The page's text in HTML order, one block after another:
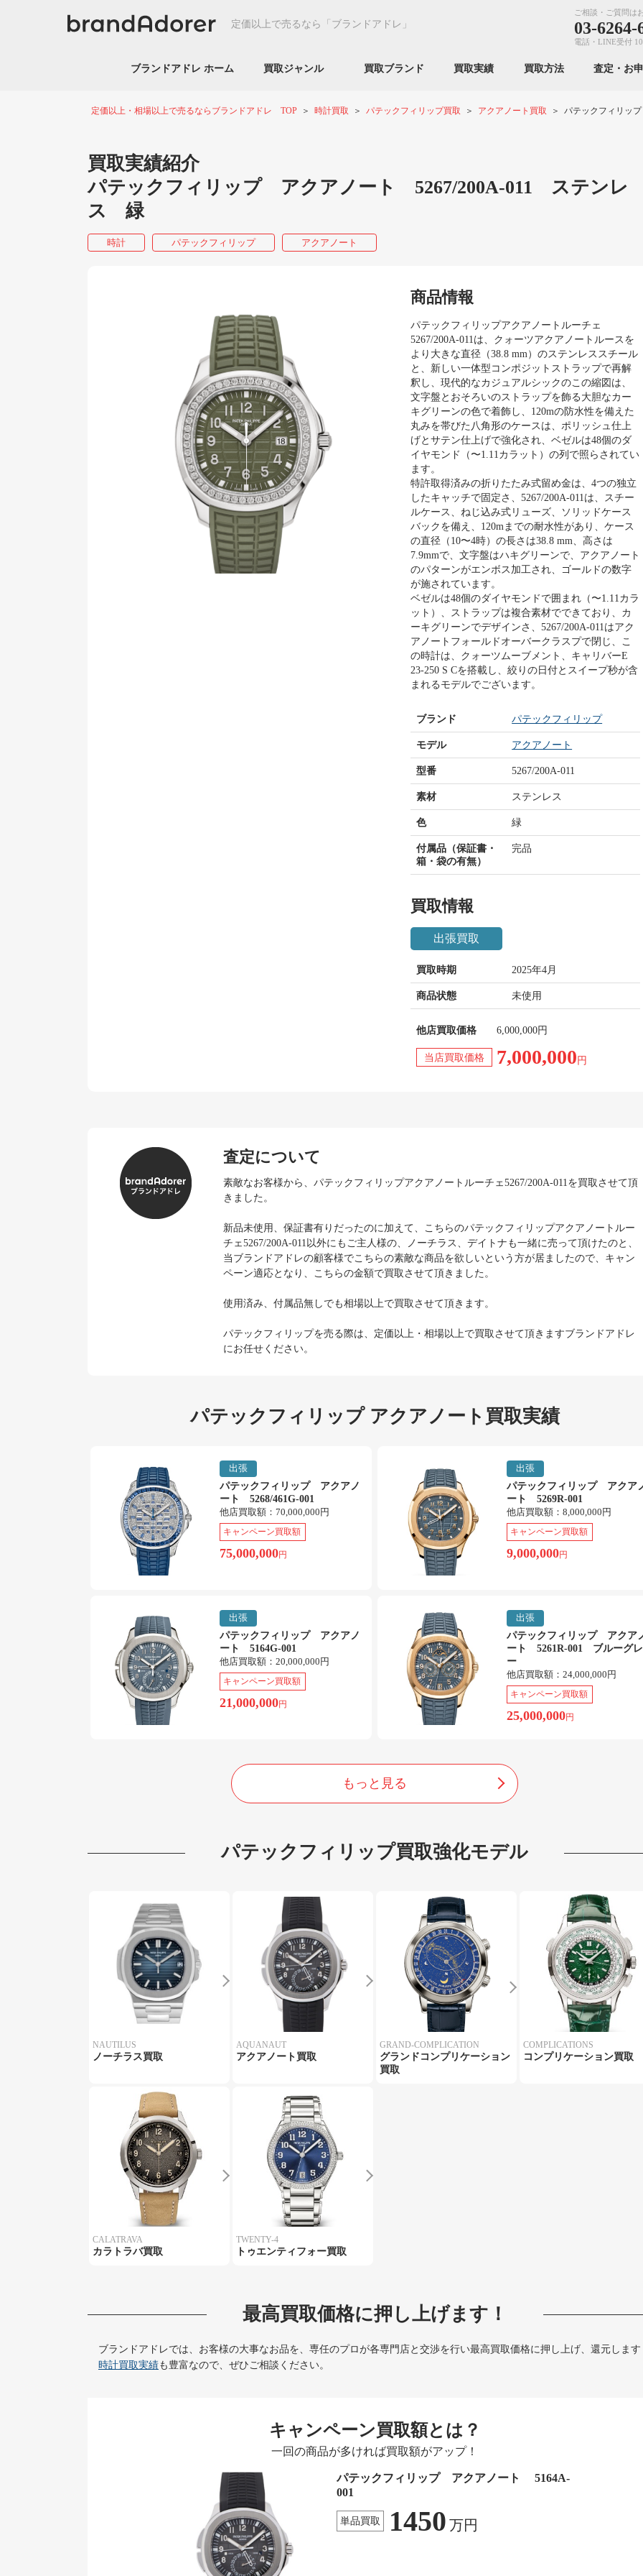
定価以上で売るなら 「ブランドアドレ」
ご相談・ご質問は
03-6264-
電話・LINE受付
ブランドアドレ ホーム 買取ジャンル 買取ブランド 買取実績 買取方法 査定・お
定価以上・相場以上で売るならブランドアドレ TOP 時計買取 パテックフィリップ買取 アクアノート買取 パテックフィリッ
買取実績紹介
パテックフィリップ アクアノート 5267/200A-011 ステンレ
ス 緑
時計 パテックフィリップ アクアノート
商品情報
パテックフィリップアクアノートルーチェ
5267/200A-011は、クォーツアクアノートルースを
より大きな直径（38.8 mm）のステンレススチール
と、新しい一体型コンポジットストラップで再解
釈し、現代的なカジュアルシックのこの縮図は、
文字盤とおそろいのストラップを飾る大胆なカー
キグリーンの色で着飾し、120mの防水性を備えた
丸みを帯びた八角形のケースは、ポリッシュ仕上
げとサテン仕上げで強化され、ベゼルは48個のダ
イヤモンド（〜1.11カラット）の列で照らされてい
ます。
特許取得済みの折りたたみ式留め金は、4つの独立
したキャッチで固定さ、5267/200A-011は、スチー
ルケース、ねじ込み式リューズ、ソリッドケース
バックを備え、120mまでの耐水性があり、ケース
の直径（10〜4時）の長さは38.8 mm、高さは
7.9mmで、文字盤はハキグリーンで、アクアノート
のパターンがエンボス加工され、ゴールドの数字
が施されています。
ベゼルは48個のダイヤモンドで囲まれ（〜1.11カラ
ット）、ストラップは複合素材でできており、カ
ーキグリーンでデザインさ、5267/200A-011はアク
アノートフォールドオーバークラスプで閉じ、こ
の時計は、クォーツムーブメント、キャリバーE
23‑250 S Cを搭載し、絞りの日付とスイープ秒が含
まれるモデルでございます。
ブランド パテックフィリップ
モデル アクアノート
型番 5267/200A-011
素材 ステンレス
色 緑
付属品（保証書・
箱・袋の有無）
完品
買取情報
出張買取
買取時期 2025年4月
商品状態 未使用
他店買取価格 6,000,000円
当店買取価格 7,000,000 円
査定について
素敵なお客様から、パテックフィリップアクアノートルーチェ5267/200A-011を買取させて頂
きました。
新品未使用、保証書有りだったのに加えて、こちらのパテックフィリップアクアノートルー
チェ5267/200A-011以外にもご主人様の、ノーチラス、デイトナも一緒に売って頂けたのと、
当ブランドアドレの顧客様でこちらの素敵な商品を欲しいという方が居ましたので、キャン
ペーン適応となり、こちらの金額で買取させて頂きました。
使用済み、付属品無しでも相場以上で買取させて頂きます。
パテックフィリップを売る際は、定価以上・相場以上で買取させて頂きますブランドアドレ
にお任せください。
パテックフィリップ アクアノート買取実績
出張
パテックフィリップ アクアノ
ート 5268/461G-001
他店買取額： 70,000,000円
キャンペーン買取額
75,000,000円
出張
パテックフィリップ アクア
ート 5269R-001
他店買取額： 8,000,000円
キャンペーン買取額
9,000,000円
出張
パテックフィリップ アクアノ
ート 5164G-001
他店買取額： 20,000,000円
キャンペーン買取額
21,000,000円
出張
パテックフィリップ アクア
ート 5261R-001 ブルーグレ
ー
他店買取額： 24,000,000円
キャンペーン買取額
25,000,000円
もっと見る
パテックフィリップ買取強化モデル
NAUTILUS
ノーチラス買取
AQUANAUT
アクアノート買取
GRAND-COMPLICATION
グランドコンプリケーション
買取
COMPLICATIONS
コンプリケーション買取
CALATRAVA
カラトラバ買取
TWENTY-4
トゥエンティフォー買取
最高買取価格に押し上げます！
ブランドアドレでは、お客様の大事なお品を、専任のプロが各専門店と交渉を行い最高買取価格に押し上げ、還元します
時計買取実績も豊富なので、ぜひご相談ください。
キャンペーン買取額とは？
一回の商品が多ければ買取額がアップ！
パテックフィリップ アクアノート 5164A-
001
単品買取 1450 万円